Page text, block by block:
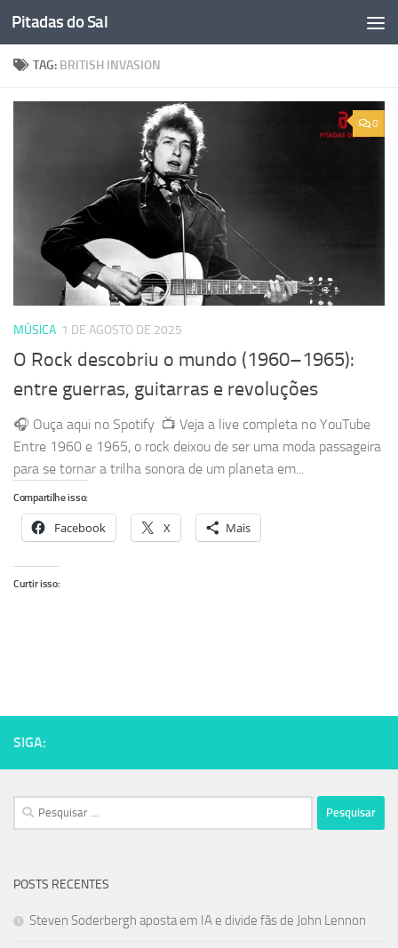
Skip to content
Pitadas do Sal
TAG: BRITISH INVASION
0
MÚSICA 1 DE AGOSTO DE 2025
O Rock descobriu o mundo (1960–1965):
entre guerras, guitarras e revoluções
🎧 Ouça aqui no Spotify 📺 Veja a live completa no YouTube
Entre 1960 e 1965, o rock deixou de ser uma moda passageira
para se tornar a trilha sonora de um planeta em...
Compartilhe isso:
Facebook X Mais
Curtir isso:
SIGA:
Pesquisar
por:
POSTS RECENTES
Steven Soderbergh aposta em IA e divide fãs de John Lennon